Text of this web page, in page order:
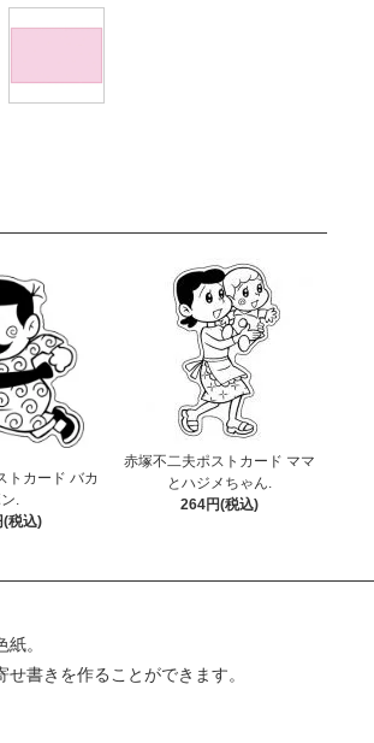
トカード バカ
.
税込)
赤塚不二夫ポストカード ママ
とハジメちゃん.
264円(税込)
。
書きを作ることができます。